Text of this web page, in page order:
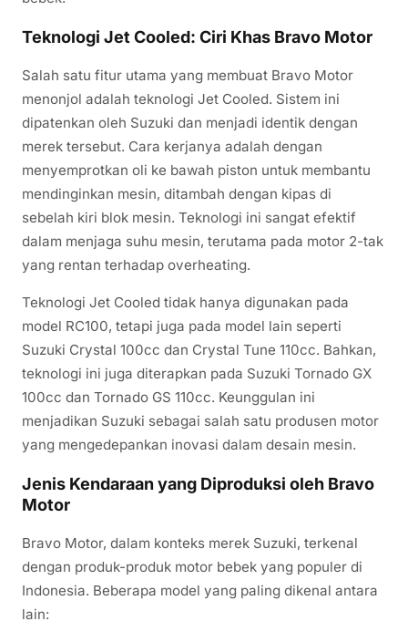
Teknologi Jet Cooled: Ciri Khas Bravo Motor
Salah satu fitur utama yang membuat Bravo Motor
menonjol adalah teknologi Jet Cooled. Sistem ini
dipatenkan oleh Suzuki dan menjadi identik dengan
merek tersebut. Cara kerjanya adalah dengan
menyemprotkan oli ke bawah piston untuk membantu
mendinginkan mesin, ditambah dengan kipas di
sebelah kiri blok mesin. Teknologi ini sangat efektif
dalam menjaga suhu mesin, terutama pada motor 2-tak
yang rentan terhadap overheating.
Teknologi Jet Cooled tidak hanya digunakan pada
model RC100, tetapi juga pada model lain seperti
Suzuki Crystal 100cc dan Crystal Tune 110cc. Bahkan,
teknologi ini juga diterapkan pada Suzuki Tornado GX
100cc dan Tornado GS 110cc. Keunggulan ini
menjadikan Suzuki sebagai salah satu produsen motor
yang mengedepankan inovasi dalam desain mesin.
Jenis Kendaraan yang Diproduksi oleh Bravo
Motor
Bravo Motor, dalam konteks merek Suzuki, terkenal
dengan produk-produk motor bebek yang populer di
Indonesia. Beberapa model yang paling dikenal antara
lain: